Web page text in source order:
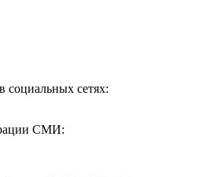
социальных сетях:
СМИ: